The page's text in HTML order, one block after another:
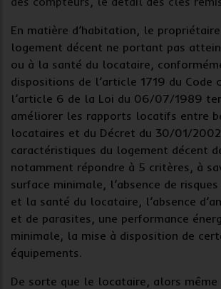
En matière d’habitation, le
logement décent ne portant pas
ou à la santé du locataire,
dispositions de l’article 1719 du Code
l’article 6 de la Loi du 06/07/1989
améliorer les rapports locatifs entre
locataires et du Décret du 30/01/
caractéristiques du logement décent
notamment répondre à 5 critères, à
surface minimale, l’absence de
et la santé du locataire, l’absence
et de parasites, une performance
minimale, la mise à disposition de
équipements.
De sorte que le locataire, alors même